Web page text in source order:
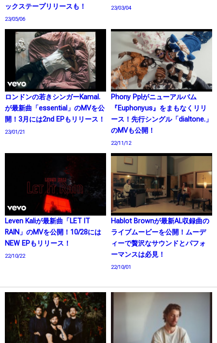
ックステープリリースも！
23/05/06
23/03/04
ロンドンの若きシンガーKamal.
が最新曲「essential」のMVを公
開！3月には2nd EPもリリース！
23/01/21
Phony Pplがニューアルバム
『Euphonyus』をまもなくリリ
ース！先行シングル「dialtone.」
のMVも公開！
22/11/12
Leven Kaliが最新曲「LET IT
RAIN」のMVを公開！10/28には
NEW EPもリリース！
22/10/22
Hablot Brownが最新AL収録曲の
ライブムービーを公開！ムーデ
ィーで贅沢なサウンドとパフォ
ーマンスは必見！
22/10/01